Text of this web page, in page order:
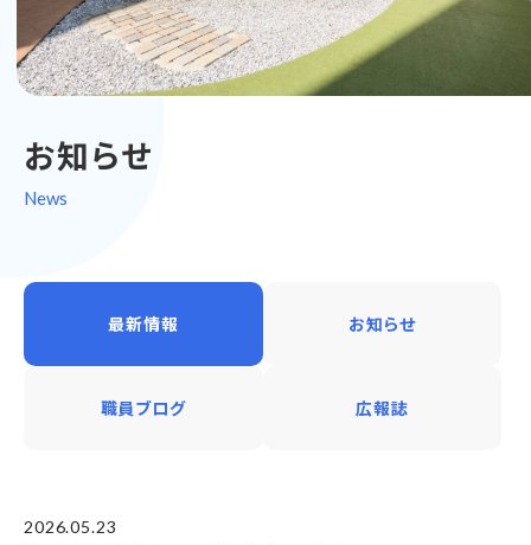
お知らせ
News
最新情報 お知らせ
職員ブログ 広報誌
2026.05.23